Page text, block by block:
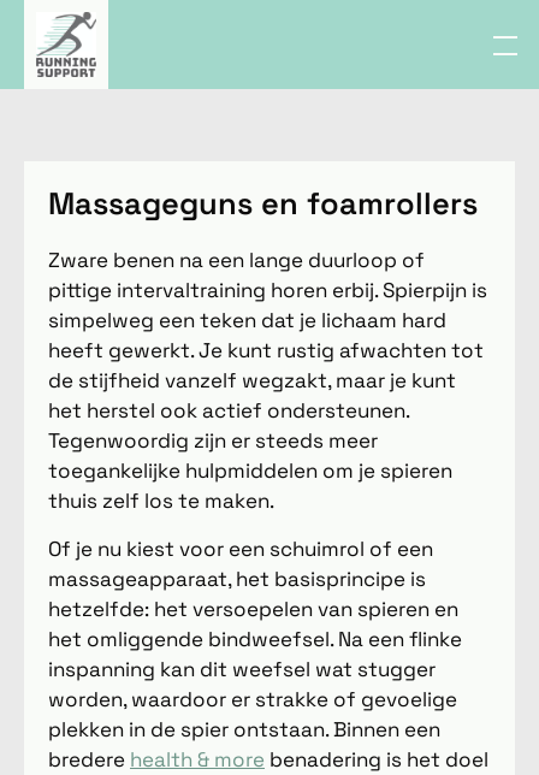
Massageguns en foamrollers
Zware benen na een lange duurloop of
pittige intervaltraining horen erbij. Spierpijn is
simpelweg een teken dat je lichaam hard
heeft gewerkt. Je kunt rustig afwachten tot
de stijfheid vanzelf wegzakt, maar je kunt
het herstel ook actief ondersteunen.
Tegenwoordig zijn er steeds meer
toegankelijke hulpmiddelen om je spieren
thuis zelf los te maken.
Of je nu kiest voor een schuimrol of een
massageapparaat, het basisprincipe is
hetzelfde: het versoepelen van spieren en
het omliggende bindweefsel. Na een flinke
inspanning kan dit weefsel wat stugger
worden, waardoor er strakke of gevoelige
plekken in de spier ontstaan. Binnen een
bredere health & more benadering is het doel